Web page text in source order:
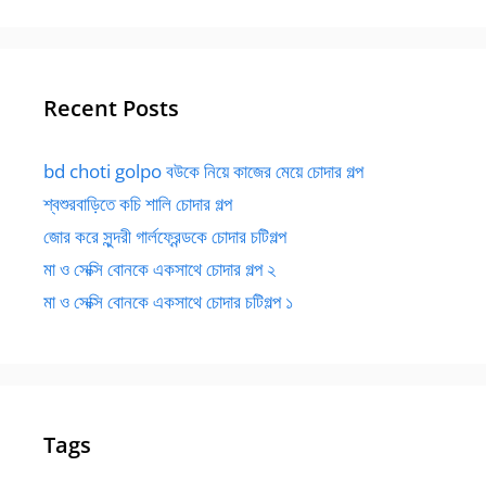
Recent Posts
bd choti golpo বউকে নিয়ে কাজের মেয়ে চোদার গল্প
শ্বশুরবাড়িতে কচি শালি চোদার গল্প
জোর করে সুন্দরী গার্লফ্রেন্ডকে চোদার চটিগল্প
মা ও সেক্সি বোনকে একসাথে চোদার গল্প ২
মা ও সেক্সি বোনকে একসাথে চোদার চটিগল্প ১
Tags